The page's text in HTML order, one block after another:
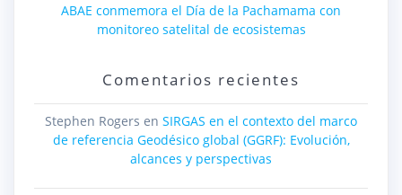
ABAE conmemora el Día de la Pachamama con
monitoreo satelital de ecosistemas
Comentarios recientes
Stephen Rogers en SIRGAS en el contexto del marco
de referencia Geodésico global (GGRF): Evolución,
alcances y perspectivas